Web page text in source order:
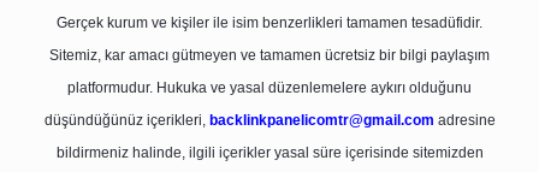
Gerçek kurum ve kişiler ile isim benzerlikleri tamamen tesadüfidir.
Sitemiz, kar amacı gütmeyen ve tamamen ücretsiz bir bilgi paylaşım
platformudur. Hukuka ve yasal düzenlemelere aykırı olduğunu
düşündüğünüz içerikleri, backlinkpanelicomtr@gmail.com adresine
bildirmeniz halinde, ilgili içerikler yasal süre içerisinde sitemizden